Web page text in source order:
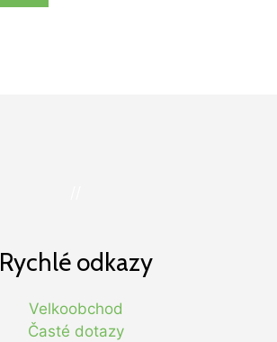
Rychlé odkazy
Velkoobchod
Časté dotazy